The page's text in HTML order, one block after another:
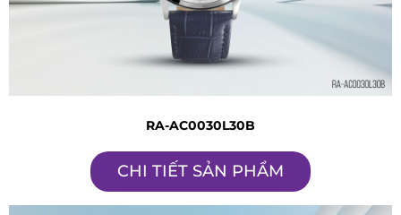
RA-AC0030L30B
CHI TIẾT SẢN PHẨM